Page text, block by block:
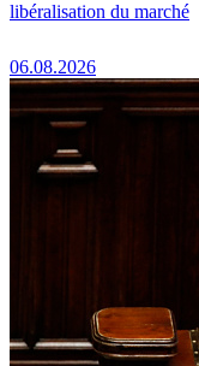
libéralisation du marché
06.08.2026